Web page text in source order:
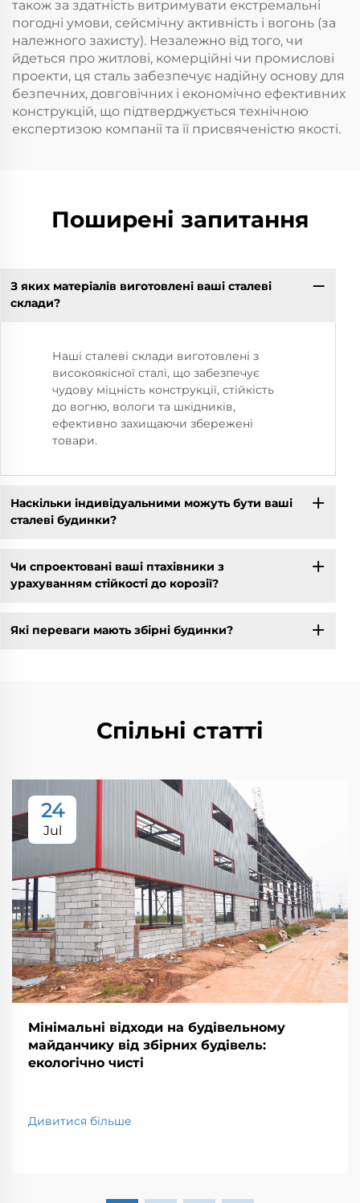
також за здатність витримувати екстремальні
погодні умови, сейсмічну активність і вогонь (за
належного захисту). Незалежно від того, чи
йдеться про житлові, комерційні чи промислові
проекти, ця сталь забезпечує надійну основу для
безпечних, довговічних і економічно ефективних
конструкцій, що підтверджується технічною
експертизою компанії та її присвяченістю якості.
Поширені запитання
З яких матеріалів виготовлені ваші сталеві
склади?
Наші сталеві склади виготовлені з
високоякісної сталі, що забезпечує
чудову міцність конструкції, стійкість
до вогню, вологи та шкідників,
ефективно захищаючи збережені
товари.
Наскільки індивідуальними можуть бути ваші
сталеві будинки?
Чи спроектовані ваші птахівники з
урахуванням стійкості до корозії?
Які переваги мають збірні будинки?
Спільні статті
24
Jul
Мінімальні відходи на будівельному
майданчику від збірних будівель:
екологічно чисті
Дивитися більше